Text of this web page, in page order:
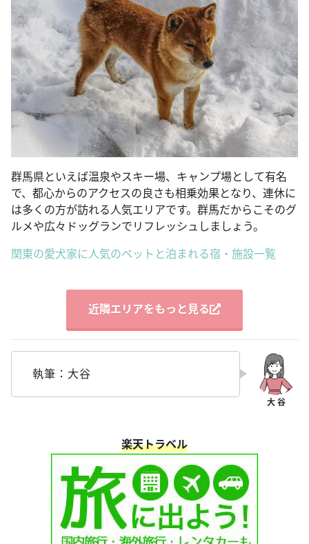
群馬県といえば温泉やスキー場、キャンプ場として有名
で、都心からのアクセスの良さも相乗効果となり、連休に
は多くの方が訪れる人気エリアです。群馬だからこそのグ
ルメや広々ドッグランでリフレッシュしましょう。
関東の愛犬家に人気のペットと泊まれる宿・施設一覧
近隣エリアをもっと見る
執筆：大谷
楽天トラベル